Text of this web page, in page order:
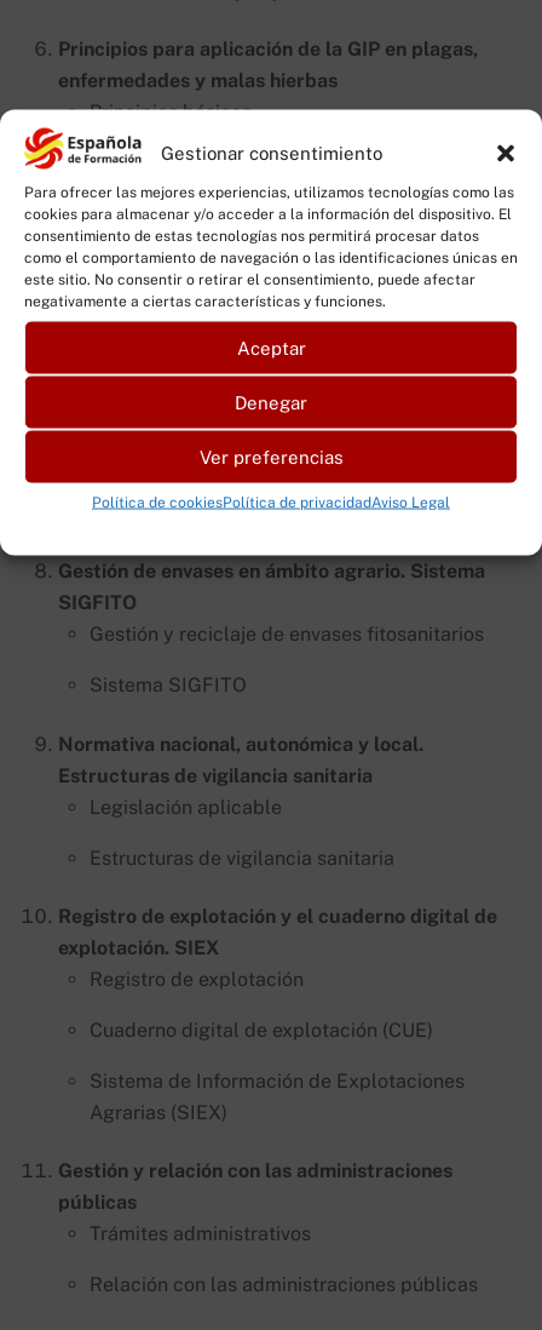
Gestionar consentimiento
Para ofrecer las mejores experiencias, utilizamos tecnologías como las
cookies para almacenar y/o acceder a la información del dispositivo. El
consentimiento de estas tecnologías nos permitirá procesar datos
como el comportamiento de navegación o las identificaciones únicas en
este sitio. No consentir o retirar el consentimiento, puede afectar
negativamente a ciertas características y funciones.
Aceptar
Denegar
Ver preferencias
Política de cookiesPolítica de privacidadAviso Legal
Principios para aplicación de la GIP en plagas,
enfermedades y malas hierbas
Principios básicos
Aplicación en plagas, enfermedades y malezas
Maquinaria y nuevas tecnologías en las
aplicaciones fitosanitarias. Nuevas tecnologías
en boquillas de pulverización. Agricultura de
precisión en la aplicación de fitosanitarios y
aplicaciones con drones
Innovaciones tecnológicas en maquinaria
Tecnología en boquillas de pulverización
Agricultura de precisión y uso de drones
Gestión de envases en ámbito agrario. Sistema
SIGFITO
Gestión y reciclaje de envases fitosanitarios
Sistema SIGFITO
Normativa nacional, autonómica y local.
Estructuras de vigilancia sanitaria
Legislación aplicable
Estructuras de vigilancia sanitaria
Registro de explotación y el cuaderno digital de
explotación. SIEX
Registro de explotación
Cuaderno digital de explotación (CUE)
Sistema de Información de Explotaciones
Agrarias (SIEX)
Gestión y relación con las administraciones
públicas
Trámites administrativos
Relación con las administraciones públicas